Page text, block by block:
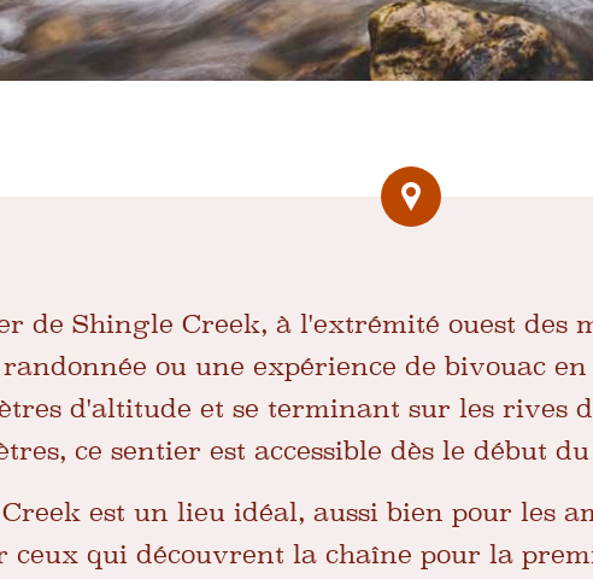
de Shingle Creek, à l'extrémité ouest des
ou une expérience de bivouac
d'altitude et se terminant sur les rives
ce sentier est accessible dès le début
est un lieu idéal, aussi bien pour les
ceux qui découvrent la chaîne pour la